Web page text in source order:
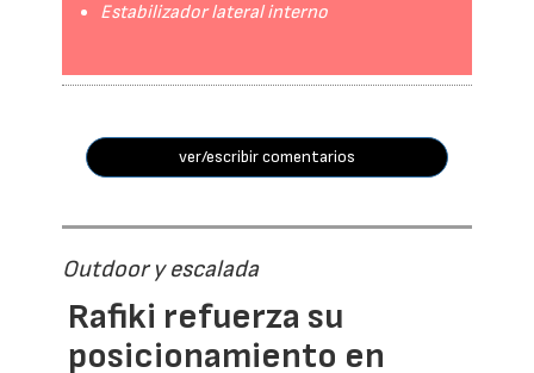
Estabilizador lateral interno
ver/escribir comentarios
Outdoor y escalada
Rafiki refuerza su
posicionamiento en